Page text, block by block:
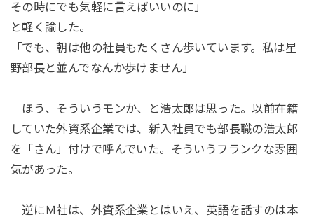
その時にでも気軽に言えばいいのに」
と軽く諭した。
「でも、朝は他の社員もたくさん歩いています。私は星
野部長と並んでなんか歩けません」
ほう、そういうモンか、と浩太郎は思った。以前在籍
していた外資系企業では、新入社員でも部長職の浩太郎
を「さん」付けで呼んでいた。そういうフランクな雰囲
気があった。
逆にＭ社は、外資系企業とはいえ、英語を話すのは本